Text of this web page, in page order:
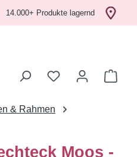
14.000+ Produkte lagernd
& Rahmen
Moos -